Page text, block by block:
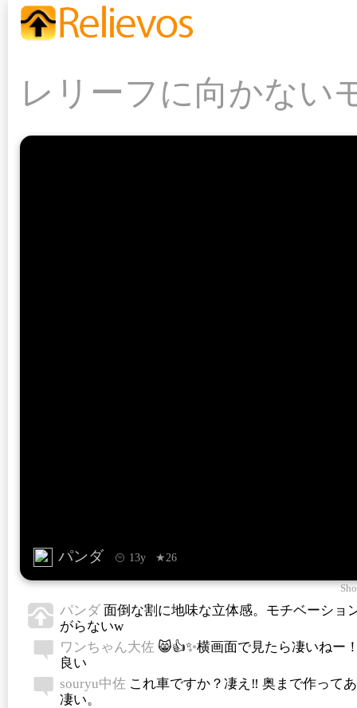
レリーフに向かない
パンダ 13y ★26
パンダ 面倒な割に地味な立体感。モチベーショ
がらないw
ワンちゃん大佐 😸👍✨横画面で見たら凄いねー
良い
souryu中佐 これ車ですか？凄え‼ 奥まで作って
凄い。